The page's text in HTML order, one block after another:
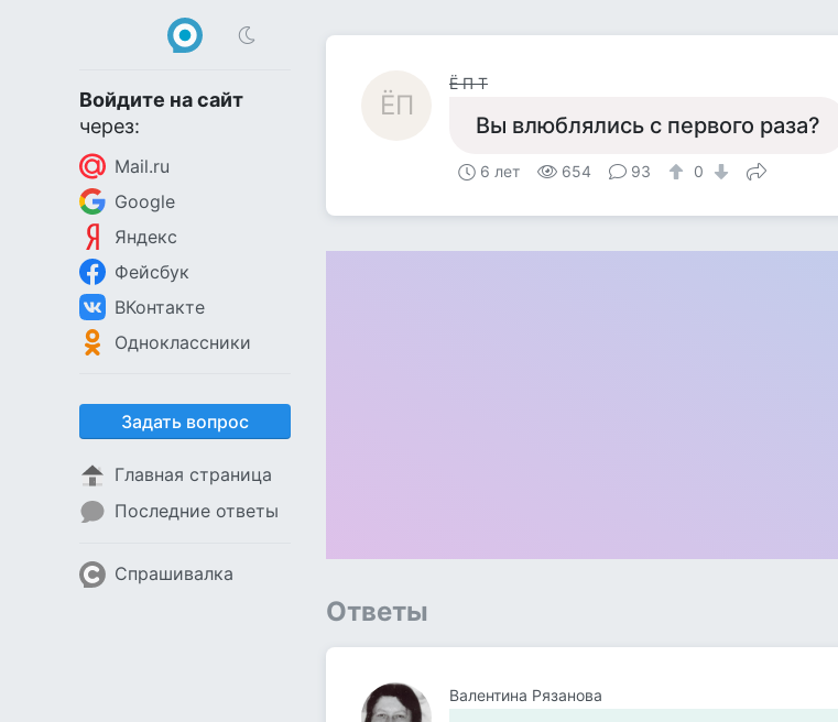
Войдите на сайт
через:
Mail.ru
Google
Яндекс
Фейсбук
ВКонтакте
Одноклассники
Задать вопрос
Главная страница
Последние ответы
Спрашивалка
ЁП
Ё П Т
Вы влюблялись с первого раза?
6 лет 654 93 0
Ответы
Валентина Рязанова